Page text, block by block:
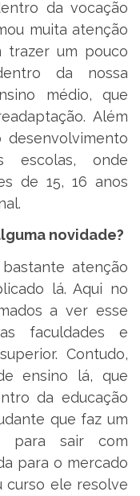
da vocação
muita atenção
trazer um pouco
da nossa
médio, que
Além
escolas, onde
de 15, 16 anos
novidade?
atenção
lá. Aqui no
a ver esse
faculdades e
Contudo,
ensino lá, que
da educação
que faz um
para sair com
para o mercado
curso ele resolve